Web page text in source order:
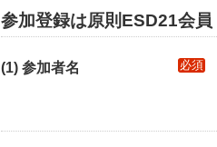
参加登録は原則ESD21会
(1) 参加者名 必須